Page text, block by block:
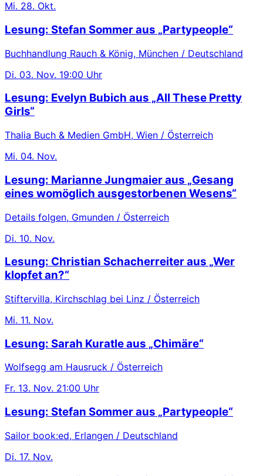
Mi. 28. Okt.
Lesung: Stefan Sommer aus „Partypeople“
Buchhandlung Rauch & König, München / Deutschland
Di. 03. Nov. 19:00 Uhr
Lesung: Evelyn Bubich aus „All These Pretty
Girls“
Thalia Buch & Medien GmbH, Wien / Österreich
Mi. 04. Nov.
Lesung: Marianne Jungmaier aus „Gesang
eines womöglich ausgestorbenen Wesens“
Details folgen, Gmunden / Österreich
Di. 10. Nov.
Lesung: Christian Schacherreiter aus „Wer
klopfet an?“
Stiftervilla, Kirchschlag bei Linz / Österreich
Mi. 11. Nov.
Lesung: Sarah Kuratle aus „Chimäre“
Wolfsegg am Hausruck / Österreich
Fr. 13. Nov. 21:00 Uhr
Lesung: Stefan Sommer aus „Partypeople“
Sailor book:ed, Erlangen / Deutschland
Di. 17. Nov.